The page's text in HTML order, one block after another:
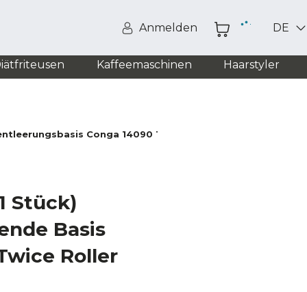
Anmelden DE
Kaffeemaschinen Haarstyler
Conga 14090 Twice Roller Home&Fill
Stück)
Basis
Roller